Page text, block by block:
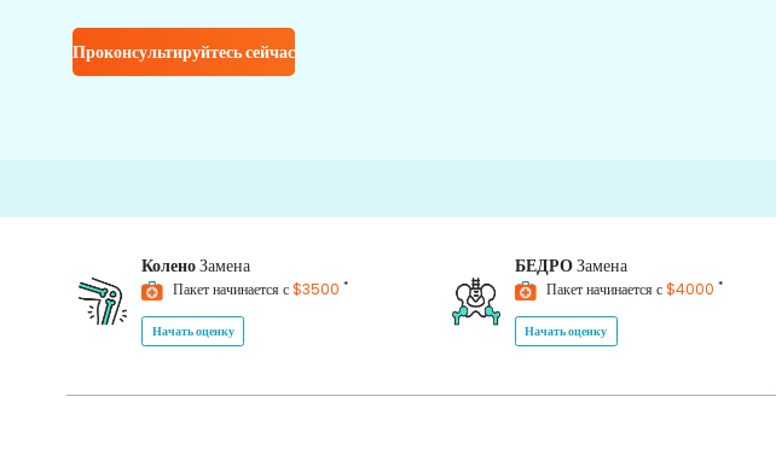
Проконсультируйтесь сейчас
КоленоЗамена
Пакет начинается с$3500 *
Начать оценку
БЕДРОЗамена
Пакет начинается с$4000 *
Начать оценку